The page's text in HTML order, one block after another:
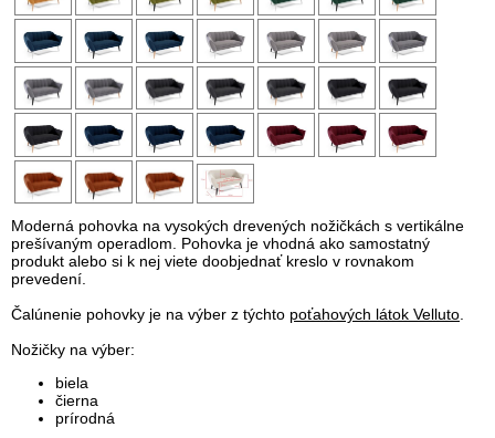
Moderná pohovka na vysokých drevených nožičkách s vertikálne
prešívaným operadlom. Pohovka je vhodná ako samostatný
produkt alebo si k nej viete doobjednať kreslo v rovnakom
prevedení.
Čalúnenie pohovky je na výber z týchto poťahových látok Velluto
Nožičky na výber:
biela
čierna
prírodná